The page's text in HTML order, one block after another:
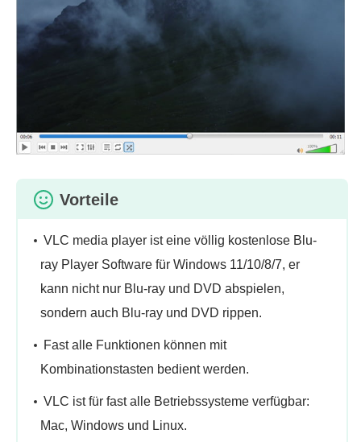
Vorteile
VLC media player ist eine völlig kostenlose Blu-
ray Player Software für Windows 11/10/8/7, er
kann nicht nur Blu-ray und DVD abspielen,
sondern auch Blu-ray und DVD rippen.
Fast alle Funktionen können mit
Kombinationstasten bedient werden.
VLC ist für fast alle Betriebssysteme verfügbar:
Mac, Windows und Linux.